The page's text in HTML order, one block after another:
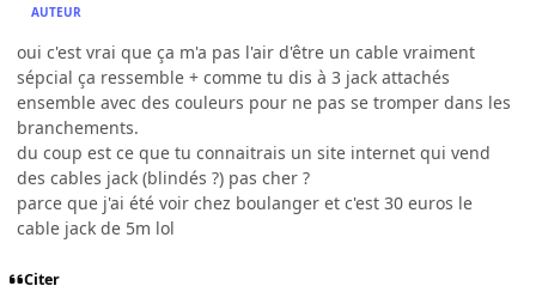
AUTEUR
oui c'est vrai que ça m'a pas l'air d'être un cable vraiment
sépcial ça ressemble + comme tu dis à 3 jack attachés
ensemble avec des couleurs pour ne pas se tromper dans les
branchements.
du coup est ce que tu connaitrais un site internet qui vend
des cables jack (blindés ?) pas cher ?
parce que j'ai été voir chez boulanger et c'est 30 euros le
cable jack de 5m lol
Citer